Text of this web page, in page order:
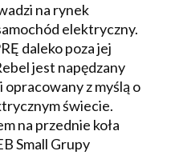
na rynek
elektryczny.
daleko poza jej
jest napędzany
z myślą o
świecie.
na przednie koła
Small Grupy